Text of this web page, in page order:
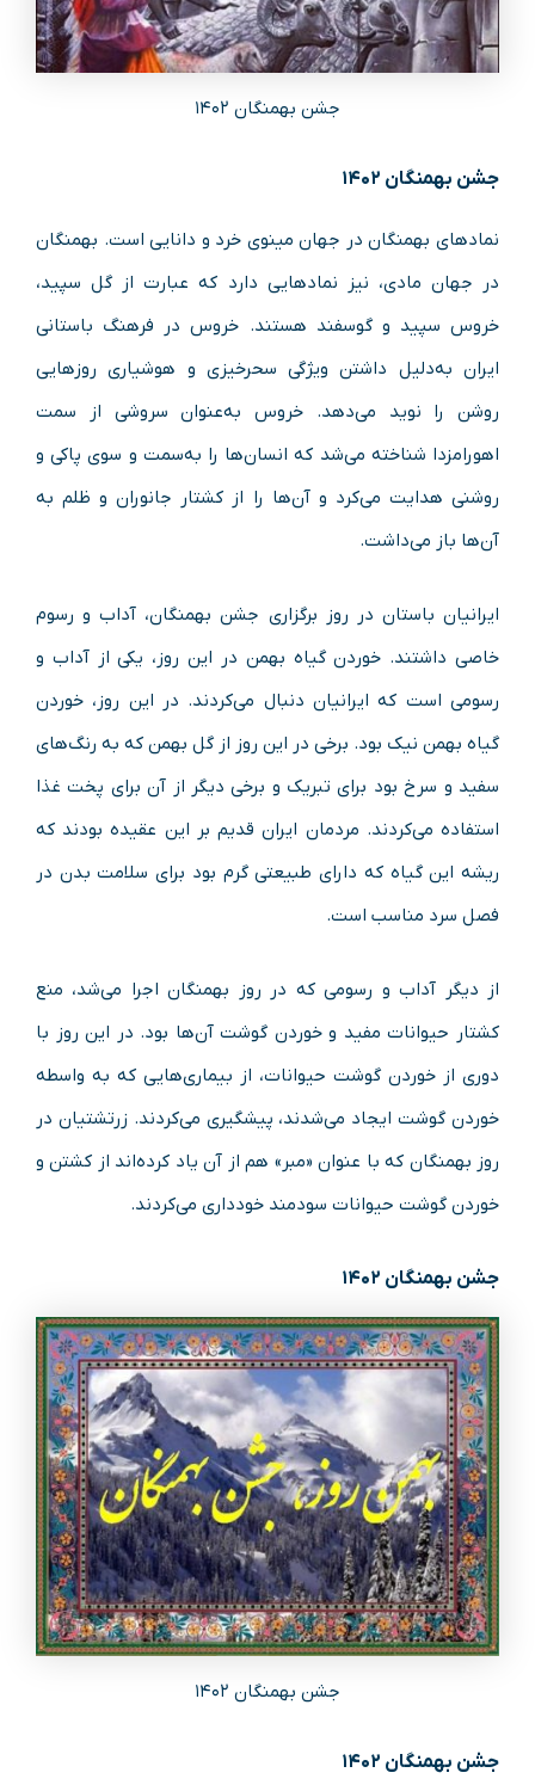
جشن بهمنگان ۱۴۰۲
جشن بهمنگان ۱۴۰۲
نمادهای بهمنگان در جهان مینوی خرد و دانایی است. بهمنگان
در جهان مادی، نیز نمادهایی دارد که عبارت از گل سپید،
خروس سپید و گوسفند هستند. خروس در فرهنگ باستانی
ایران به‌دلیل داشتن ویژگی سحرخیزی و هوشیاری روزهایی
روشن را نوید می‌دهد. خروس به‌عنوان سروشی از سمت
اهورامزدا شناخته می‌شد که انسان‌ها را به‌سمت و سوی پاکی و
روشنی هدایت می‌کرد و آن‌ها را از کشتار جانوران و ظلم به
آن‌ها باز می‌داشت.
ایرانیان باستان در روز برگزاری جشن بهمنگان، آداب و رسوم
خاصی داشتند. خوردن گیاه بهمن در این روز، یکی از آداب و
رسومی است که ایرانیان دنبال می‌کردند. در این روز، خوردن
گیاه بهمن نیک بود. برخی در این روز از گل بهمن که به رنگ‌های
سفید و سرخ بود برای تبریک و برخی دیگر از آن برای پخت غذا
استفاده می‌کردند. مردمان ایران قدیم بر این عقیده بودند که
ریشه این گیاه که دارای طبیعتی گرم بود برای سلامت بدن در
فصل سرد مناسب است.
از دیگر آداب و رسومی که در روز بهمنگان اجرا می‌شد، منع
کشتار حیوانات مفید و خوردن گوشت آن‌ها بود. در این روز با
دوری از خوردن گوشت حیوانات، از بیماری‌هایی که به واسطه
خوردن گوشت ایجاد می‌شدند، پیشگیری می‌کردند. زرتشتیان در
روز بهمنگان که با عنوان «مبر» هم از آن یاد کرده‌اند از کشتن و
خوردن گوشت حیوانات سودمند خودداری می‌کردند.
جشن بهمنگان ۱۴۰۲
جشن بهمنگان ۱۴۰۲
جشن بهمنگان ۱۴۰۲